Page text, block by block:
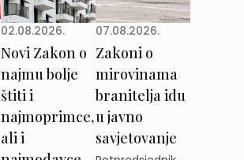
02.08.2026.
Novi Zakon o
najmu bolje
štiti i
najmoprimce,
ali i
07.08.2026.
Zakoni o
mirovinama
branitelja idu
u javno
savjetovanje